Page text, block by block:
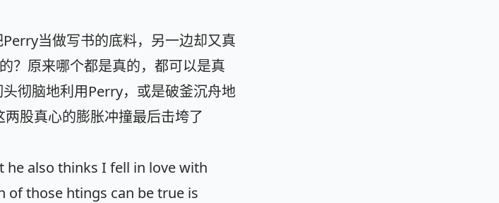
当做写书的底料，另一边却又真
？原来哪个都是真的，都可以是真
彻脑地利用Perry，或是破釜沉舟地
股真心的膨胀冲撞最后击垮了
he also thinks I fell in love with
of those htings can be true is